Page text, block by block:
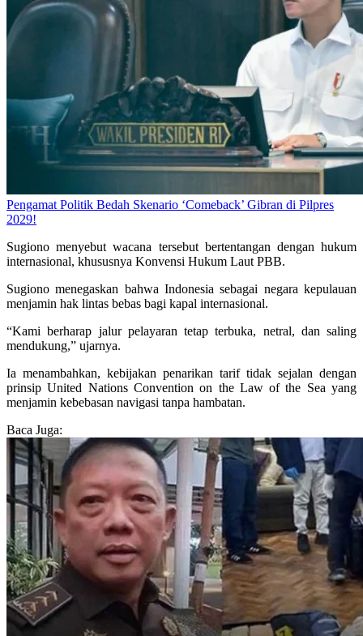
Pengamat Politik Bedah Skenario ‘Comeback’ Gibran di Pilpres
2029!
Sugiono menyebut wacana tersebut bertentangan dengan hukum
internasional, khususnya Konvensi Hukum Laut PBB.
Sugiono menegaskan bahwa Indonesia sebagai negara kepulauan
menjamin hak lintas bebas bagi kapal internasional.
“Kami berharap jalur pelayaran tetap terbuka, netral, dan saling
mendukung,” ujarnya.
Ia menambahkan, kebijakan penarikan tarif tidak sejalan dengan
prinsip United Nations Convention on the Law of the Sea yang
menjamin kebebasan navigasi tanpa hambatan.
Baca Juga: